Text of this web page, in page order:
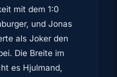
mit dem 1:0
und Jonas
als Joker den
Die Breite im
es Hjulmand,